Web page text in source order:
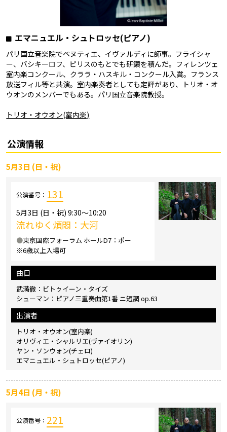
エマニュエル・シュトロッセ(ピアノ)
パリ国立音楽院でペヌティエ、イヴァルディに師事。フライシャ
ー、バシキーロフ、ピリスのもとでも研鑽を積んだ。フィレンツェ
室内楽コンクール、クララ・ハスキル・コンクール入賞。フランス
放送フィル等と共演。室内楽奏者としても定評があり、トリオ・オ
ウオンのメンバーでもある。パリ国立音楽院教授。
トリオ・オウオン(室内楽)
公演情報
5月3日 (日・祝)
公演番号： 131
5月3日 (日・祝) 9:30～10:20
流れゆく煩悶：大河
●東京国際フォーラム ホールD7：ポー
※6歳以上入場可
曲目
武満徹：ビトゥイーン・タイズ
シューマン：ピアノ三重奏曲第1番 ニ短調 op.63
出演者
トリオ・オウオン(室内楽)
オリヴィエ・シャルリエ(ヴァイオリン)
ヤン・ソンウォン(チェロ)
エマニュエル・シュトロッセ(ピアノ)
5月4日 (月・祝)
公演番号： 221